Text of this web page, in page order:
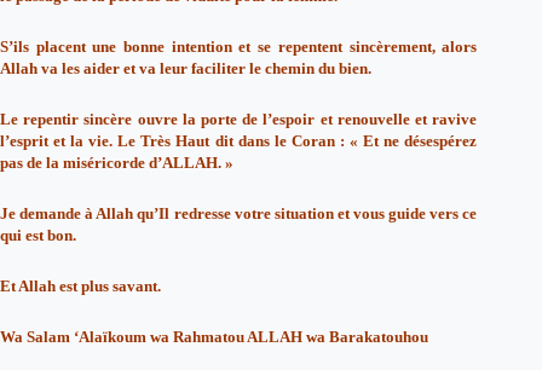
S’ils placent une bonne intention et se repentent sincèrement, alors
Allah va les aider et va leur faciliter le chemin du bien.
Le repentir sincère ouvre la porte de l’espoir et renouvelle et ravive
l’esprit et la vie. Le Très Haut dit dans le Coran : « Et ne désespérez
pas de la miséricorde d’ALLAH. »
Je demande à Allah qu’Il redresse votre situation et vous guide vers ce
qui est bon.
Et Allah est plus savant.
Wa Salam ‘Alaïkoum wa Rahmatou ALLAH wa Barakatouhou